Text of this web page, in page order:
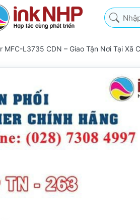
Nhập từ
L3735 CDN – Giao Tận Nơi Tại Xã